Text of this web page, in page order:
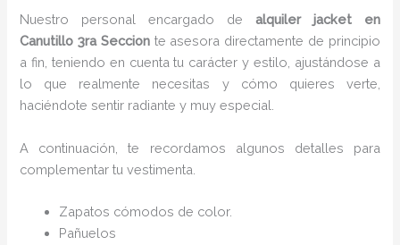
Nuestro personal encargado de alquiler jacketen
Canutillo 3ra Seccionte asesora directamente de principio
a fin, teniendo en cuenta tu carácter y estilo, ajustándose a
lo que realmente necesitas y cómo quieres verte,
haciéndote sentir radiante y muy especial.
A continuación, te recordamos algunos detalles para
complementar tu vestimenta.
Zapatos cómodos de color.
Pañuelos